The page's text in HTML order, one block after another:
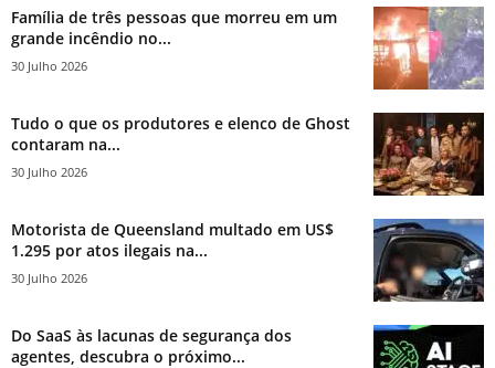
Família de três pessoas que morreu em um
grande incêndio no...
30 Julho 2026
Tudo o que os produtores e elenco de Ghost
contaram na...
30 Julho 2026
Motorista de Queensland multado em US$
1.295 por atos ilegais na...
30 Julho 2026
Do SaaS às lacunas de segurança dos
agentes, descubra o próximo...